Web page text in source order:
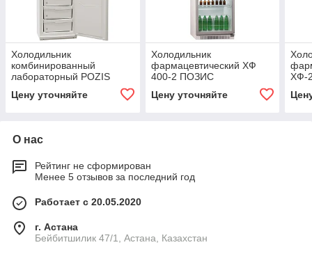
Холодильник
комбинированный
лабораторный POZIS
Цену уточняйте
Холодильник
фармацевтический ХФ
400-2 ПОЗИС
Цену уточняйте
ХФ-
О нас
Рейтинг не сформирован
Менее 5 отзывов за последний год
Работает с 20.05.2020
г. Астана
Бейбитшилик 47/1, Астана, Казахстан